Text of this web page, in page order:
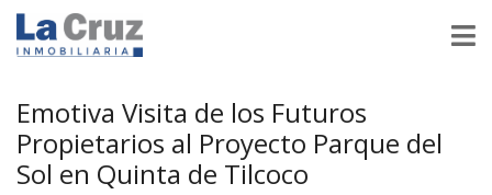
Emotiva Visita de los Futuros
Propietarios al Proyecto Parque del
Sol en Quinta de Tilcoco